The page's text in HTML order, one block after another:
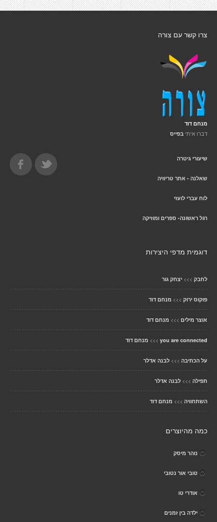
צרו קשר עם צורה
מנחם דוד
דברו איתי בפייס
שיעורי גיטרה
שאלנה - אתר טריוויה
לוח עברי לועזי
רגל ראשונה- ספרים ומוזיקה
דוגמית מדפי היצירות
לחבק >>> יצחק גור
פוקוס ירוק >>> מנחם דוד
אוצר מילים >>> מנחם דוד
you are connected
>>> מנחם דוד
על הכתיבה >>> לבנה אדלר
תפילה >>> לבנה אדלר
השתחוויה >>> מנחם דוד
כמה מהיוצרים
נוהר מיסק
טובי אור נטובי
אודרי טו
ילדה בין זמנים